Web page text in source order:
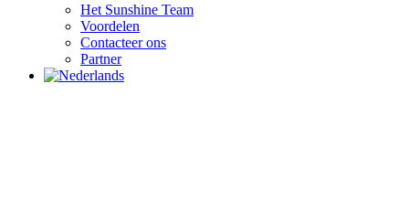
Het Sunshine Team
Voordelen
Contacteer ons
Partner